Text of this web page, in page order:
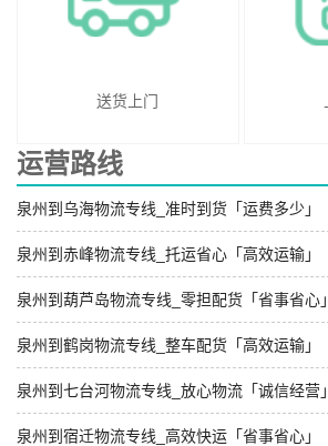
送货上门
运营路线
泉州到乌海物流专线_准时到货「运费多少」
泉州到赤峰物流专线_托运省心「高效运输」
泉州到葫芦岛物流专线_零担配货「省事省心」
泉州到鹤岗物流专线_整车配货「高效运输」
泉州到七台河物流专线_放心物流「诚信经营」
泉州到宿迁物流专线_高效快运「省事省心」